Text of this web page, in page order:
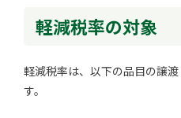
軽減税率の対象
軽減税率は、以下の品目の譲
す。